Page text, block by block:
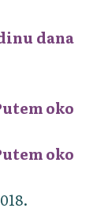
dana
oko
oko